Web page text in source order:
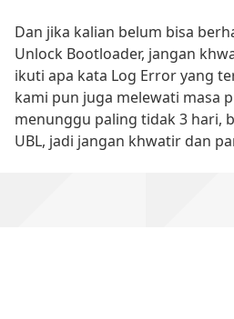
Dan jika kalian belum bisa
Unlock Bootloader, jangan
ikuti apa kata Log Error yang
kami pun juga melewati masa
menunggu paling tidak 3 hari,
UBL, jadi jangan khwatir dan